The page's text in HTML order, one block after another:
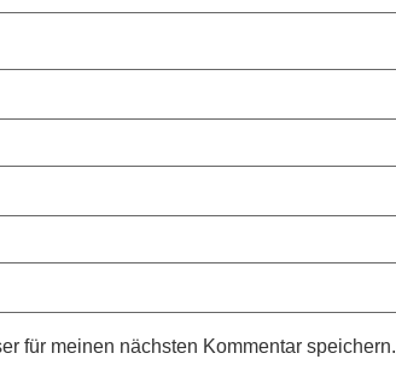
für meinen nächsten Kommentar speichern.